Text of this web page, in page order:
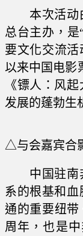
本次活动由
总台主办，是
要文化交流活
以来中国电影
《镖人：风
发展的蓬勃生
△与会嘉宾合
中国驻南非
系的根基和
通的重要纽带
周年，也是